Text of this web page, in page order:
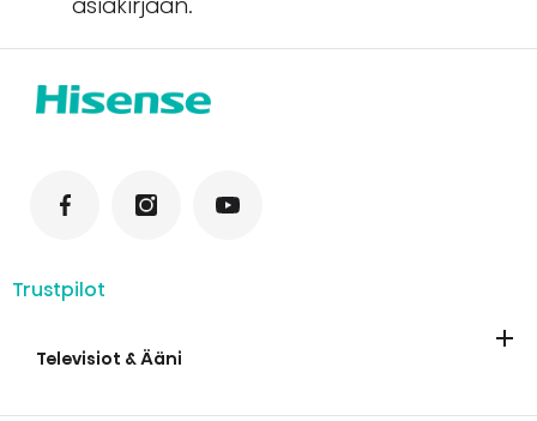
Trustpilot
Televisiot & Ääni